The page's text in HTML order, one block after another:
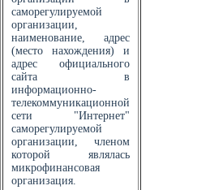
саморегулируемой
организации,
наименование, адрес
(место нахождения) и
адрес официального
сайта в
информационно-
телекоммуникационной
сети "Интернет"
саморегулируемой
организации, членом
которой являлась
микрофинансовая
организация.